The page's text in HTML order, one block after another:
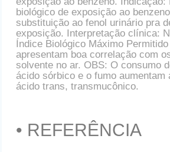
biológico de exposição ao
substituição ao fenol urinário pra
exposição. Interpretação clínica:
Índice Biológico Máximo
apresentam boa correlação com
solvente no ar. OBS: O consumo
ácido sórbico e o fumo aumentam
ácido trans, transmucônico.
• REFERÊNCIA